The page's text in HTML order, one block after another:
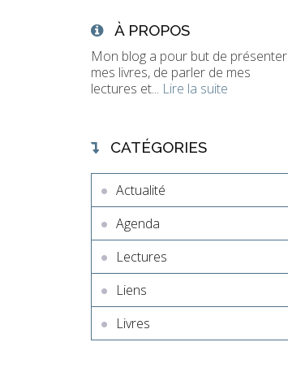
À PROPOS
Mon blog a pour but de présenter
mes livres, de parler de mes
lectures et... Lire la suite
CATÉGORIES
Actualité
Agenda
Lectures
Liens
Livres